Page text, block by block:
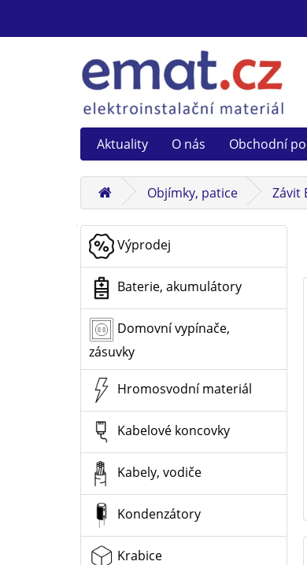
Aktuality O nás Obchodní
Objímky, patice Závit
Výprodej
Baterie, akumulátory
Domovní vypínače,
zásuvky
Hromosvodní materiál
Kabelové koncovky
Kabely, vodiče
Kondenzátory
Krabice